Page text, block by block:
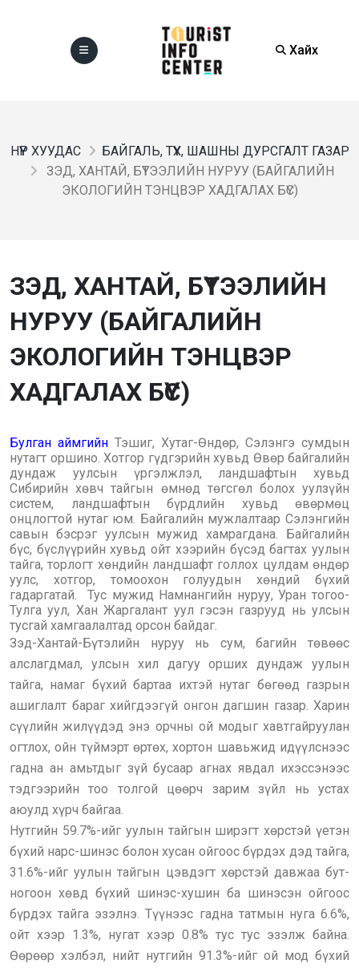
Хайх
НҮҮР ХУУДАС
БАЙГАЛЬ, ТҮҮХ, ШАШНЫ ДУРСГАЛТ ГАЗАР
ЗЭД, ХАНТАЙ, БҮТЭЭЛИЙН НУРУУ (БАЙГАЛИЙН
ЭКОЛОГИЙН ТЭНЦВЭР ХАДГАЛАХ БҮС)
ЗЭД, ХАНТАЙ, БҮТЭЭЛИЙН
НУРУУ (БАЙГАЛИЙН
ЭКОЛОГИЙН ТЭНЦВЭР
ХАДГАЛАХ БҮС)
Булган аймгийн Тэшиг, Хутаг-Өндөр, Сэлэнгэ сумдын
нутагт оршино. Хотгор гүдгэрийн хувьд Өвөр байгалийн
дундаж уулсын үргэлжлэл, ландшафтын хувьд
Сибирийн хөвч тайгын өмнөд төгсгөл болох уулзүйн
систем, ландшафтын бүрдлийн хувьд өвөрмөц
онцлогтой нутаг юм. Байгалийн мужлалтаар Сэлэнгийн
савын бэсрэг уулсын мужид хамрагдана. Байгалийн
бүс, бүслүүрийн хувьд ойт хээрийн бүсэд багтах уулын
тайга, торлогт хөндийн ландшафт голлох цулдам өндөр
уулс, хотгор, томоохон голуудын хөндий бүхий
гадаргатай. Тус мужид Намнангийн нуруу, Уран тогоо-
Тулга уул, Хан Жаргалант уул гэсэн газрууд нь улсын
тусгай хамгаалалтад орсон байдаг.
Зэд-Хантай-Бүтэлийн нуруу нь сум, багийн төвөөс
алслагдмал, улсын хил дагуу орших дундаж уулын
тайга, намаг бүхий бартаа ихтэй нутаг бөгөөд газрын
ашиглалт бараг хийгдээгүй онгон дагшин газар. Харин
сүүлийн жилүүдэд энэ орчны ой модыг хавтгайруулан
огтлох, ойн түймэрт өртөх, хортон шавьжид идүүлснээс
гадна ан амьтдыг зүй бусаар агнах явдал ихэссэнээс
тэдгээрийн тоо толгой цөөрч зарим зүйл нь устах
аюулд хүрч байгаа.
Нутгийн 59.7%-ийг уулын тайгын ширэгт хөрстэй үетэн
бүхий нарс-шинэс болон хусан ойгоос бүрдэх дэд тайга,
31.6%-ийг уулын тайгын цэвдэгт хөрстэй давжаа бут-
ногоон хөвд бүхий шинэс-хушин ба шинэсэн ойгоос
бүрдэх тайга эзэлнэ. Түүнээс гадна татмын нуга 6.6%,
ойт хээр 1.3%, нугат хээр 0.8% тус тус эзэлж байна.
Өөрөөр хэлбэл, нийт нутгийн 91.3%-ийг ой мод бүхий